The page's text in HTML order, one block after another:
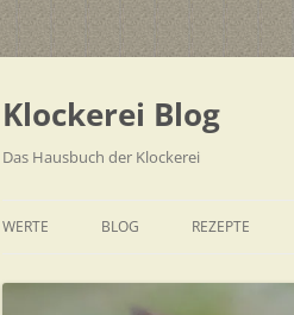
Zum
springen
Klockerei Blog
Das Hausbuch der Klockerei
WERTE BLOG REZEPTE